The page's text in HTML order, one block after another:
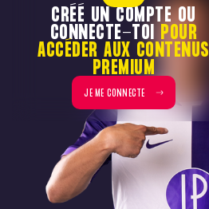
CRÉÉ UN COMPTE OU
CONNECTE-TOI POUR
ACCÉDER AUX CONTENUS
PREMIUM
JE ME CONNECTE